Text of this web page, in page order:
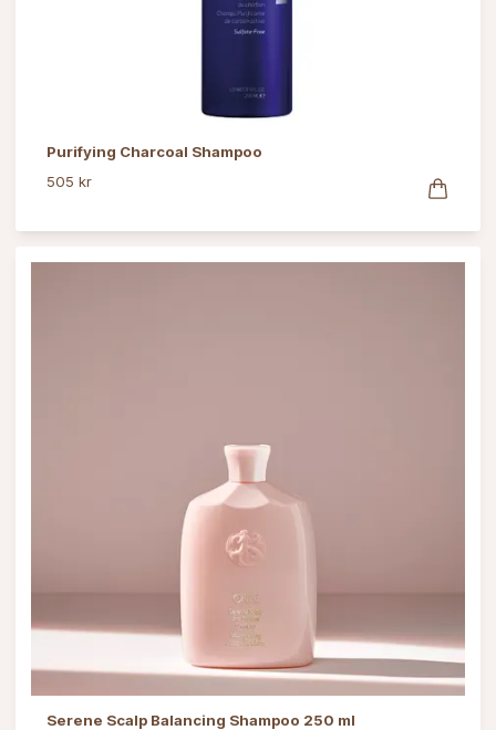
Purifying Charcoal Shampoo
505 kr
Serene Scalp Balancing Shampoo 250 ml